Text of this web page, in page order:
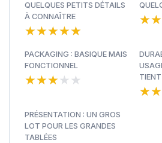
QUELQUES PETITS DÉTAILS
À CONNAÎTRE
★★★★★
★★★★★
PACKAGING : BASIQUE MAIS
FONCTIONNEL
★★★★★
★★★★★
PRÉSENTATION : UN GROS
LOT POUR LES GRANDES
TABLÉES